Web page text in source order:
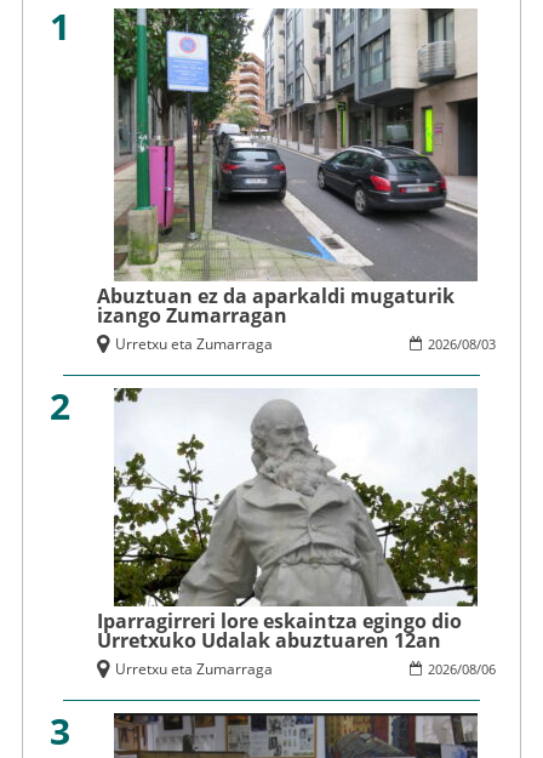
1
Abuztuan ez da aparkaldi mugaturik
izango Zumarragan
2026/08/03
Urretxu eta Zumarraga
2
Iparragirreri lore eskaintza egingo dio
Urretxuko Udalak abuztuaren 12an
2026/08/06
Urretxu eta Zumarraga
3